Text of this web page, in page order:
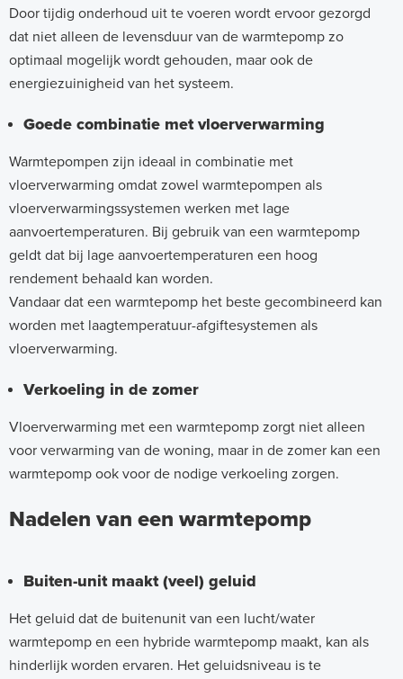
Door tijdig onderhoud uit te voeren wordt ervoor gezorgd
dat niet alleen de levensduur van de warmtepomp zo
optimaal mogelijk wordt gehouden, maar ook de
energiezuinigheid van het systeem.
Goede combinatie met vloerverwarming
Warmtepompen zijn ideaal in combinatie met
vloerverwarming omdat zowel warmtepompen als
vloerverwarmingssystemen werken met lage
aanvoertemperaturen. Bij gebruik van een warmtepomp
geldt dat bij lage aanvoertemperaturen een hoog
rendement behaald kan worden.
Vandaar dat een warmtepomp het beste gecombineerd kan
worden met laagtemperatuur-afgiftesystemen als
vloerverwarming.
Verkoeling in de zomer
Vloerverwarming met een warmtepomp zorgt niet alleen
voor verwarming van de woning, maar in de zomer kan een
warmtepomp ook voor de nodige verkoeling zorgen.
Nadelen van een warmtepomp
Buiten-unit maakt (veel) geluid
Het geluid dat de buitenunit van een lucht/water
warmtepomp en een hybride warmtepomp maakt, kan als
hinderlijk worden ervaren. Het geluidsniveau is te